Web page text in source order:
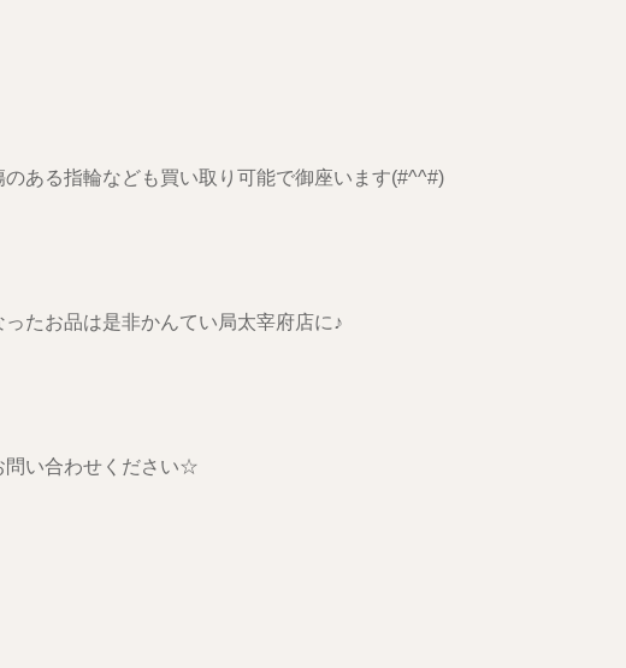
のある指輪なども買い取り可能で御座います(#^^#)
ったお品は是非かんてい局太宰府店に♪
問い合わせください☆